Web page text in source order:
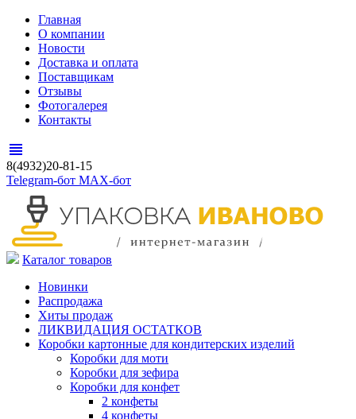
Главная
О компании
Новости
Доставка и оплата
Поставщикам
Отзывы
Фотогалерея
Контакты
view_headline
8(4932)20-81-15
Telegram-бот MAX-бот
Каталог товаров
Новинки
Распродажа
Хиты продаж
ЛИКВИДАЦИЯ ОСТАТКОВ
Коробки картонные для кондитерских изделий
Коробки для моти
Коробки для зефира
Коробки для конфет
2 конфеты
4 конфеты